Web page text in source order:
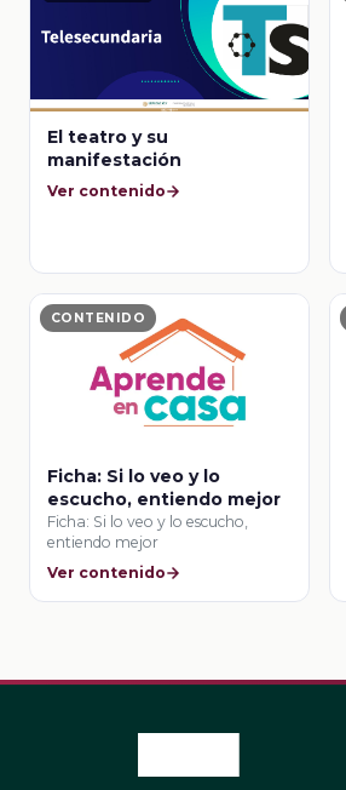
El teatro y su
manifestación
Ver contenido
CONTENIDO
Ficha: Si lo veo y lo
escucho, entiendo mejor
Ficha: Si lo veo y lo escucho,
entiendo mejor
Ver contenido